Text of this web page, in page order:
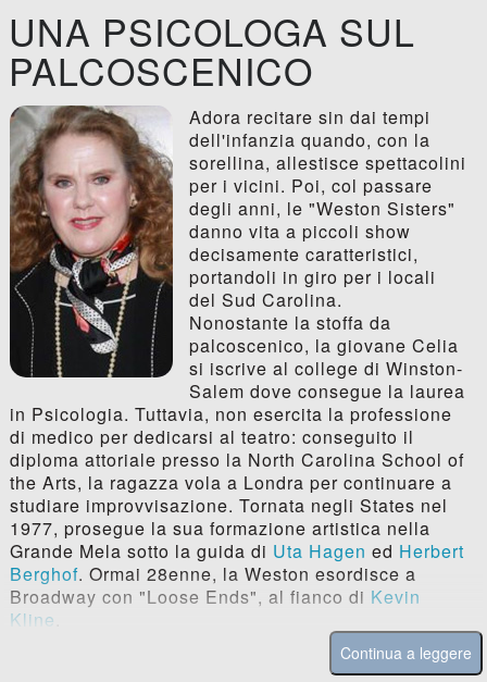
UNA PSICOLOGA SUL
PALCOSCENICO
Adora recitare sin dai tempi
dell'infanzia quando, con la
sorellina, allestisce spettacolini
per i vicini. Poi, col passare
degli anni, le "Weston Sisters"
danno vita a piccoli show
decisamente caratteristici,
portandoli in giro per i locali
del Sud Carolina.
Nonostante la stoffa da
palcoscenico, la giovane Celia
si iscrive al college di Winston-
Salem dove consegue la laurea
in Psicologia. Tuttavia, non esercita la professione
di medico per dedicarsi al teatro: conseguito il
diploma attoriale presso la North Carolina School of
the Arts, la ragazza vola a Londra per continuare a
studiare improvvisazione. Tornata negli States nel
1977, prosegue la sua formazione artistica nella
Grande Mela sotto la guida di Uta Hagen ed Herbert
Berghof. Ormai 28enne, la Weston esordisce a
Broadway con "Loose Ends", al fianco di Kevin
Kline
Continua a leggere